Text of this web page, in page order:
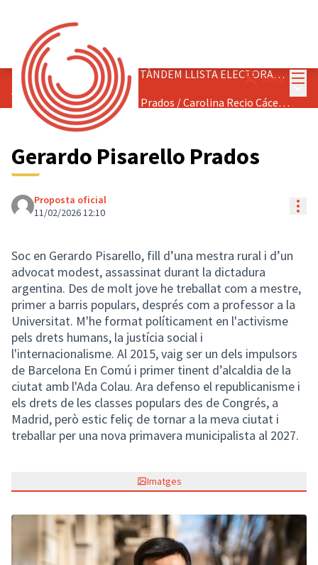
Entra
ELECCIÓ PRIMÀRIA - FASE TÀNDEM LLISTA ELECTORAL 2027
Tàndem Gerardo Pisarello Prados / Carolina Recio Cáceres
Gerardo Pisarello Prados
Proposta oficial
11/02/2026 12:10
Soc en Gerardo Pisarello, fill d’una mestra rural i d’un
advocat modest, assassinat durant la dictadura
argentina. Des de molt jove he treballat com a mestre,
primer a barris populars, després com a professor a la
Universitat. M'he format políticament en l'activisme
pels drets humans, la justícia social i
l'internacionalisme. Al 2015, vaig ser un dels impulsors
de Barcelona En Comú i primer tinent d’alcaldia de la
ciutat amb l'Ada Colau. Ara defenso el republicanisme i
els drets de les classes populars des de Congrés, a
Madrid, però estic feliç de tornar a la meva ciutat i
treballar per una nova primavera municipalista al 2027.
Imatges